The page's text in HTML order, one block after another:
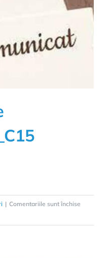
| Comentariile sunt închise
de